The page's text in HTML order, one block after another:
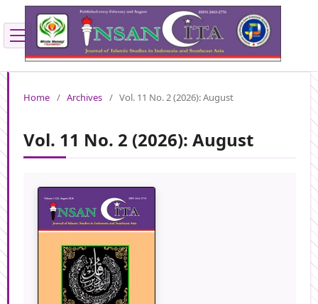
Home / Archives / Vol. 11 No. 2 (2026): August
Vol. 11 No. 2 (2026): August